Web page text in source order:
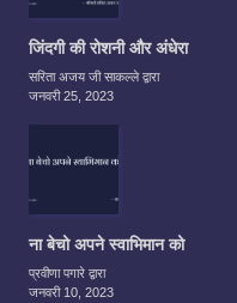
जिंदगी की रोशनी और अंधेरा
सरिता अजय जी साकल्ले द्वारा
जनवरी 25, 2023
ना बेचो अपने स्वाभिमान को
प्रवीणा पगारे द्वारा
जनवरी 10, 2023